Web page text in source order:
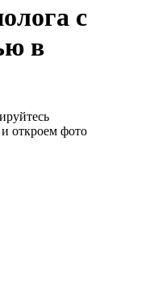
с
в
откроем фото